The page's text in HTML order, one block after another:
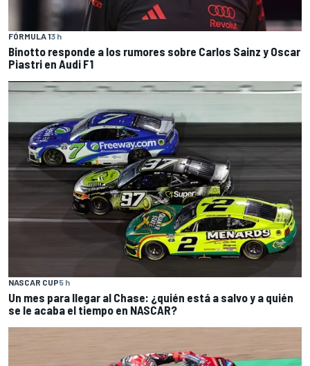
FÓRMULA 13 h
Binotto responde a los rumores sobre Carlos Sainz y Oscar
Piastri en Audi F1
NASCAR CUP5 h
Un mes para llegar al Chase: ¿quién está a salvo y a quién
se le acaba el tiempo en NASCAR?